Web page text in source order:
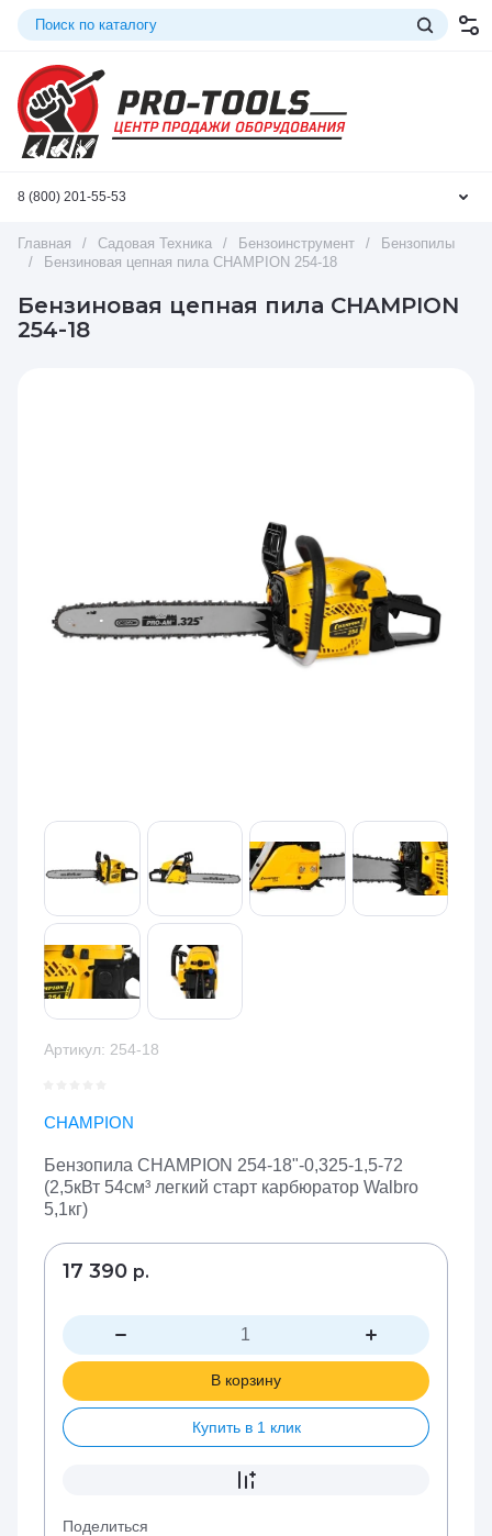
8 (800) 201-55-53
Главная / Садовая Техника / Бензоинструмент /
Бензопилы
/
Бензиновая цепная пила CHAMPION 254-18
Бензиновая цепная пила CHAMPION
254-18
Артикул: 254-18
CHAMPION
Бензопила CHAMPION 254-18"-0,325-1,5-72
(2,5кВт 54см³ легкий старт карбюратор Walbro
5,1кг)
17 390 р.
В корзину
Купить в 1 клик
Поделиться